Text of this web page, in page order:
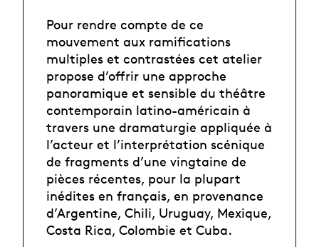
Pour rendre compte de ce
mouvement aux ramifications
multiples et contrastées cet atelier
propose d’offrir une approche
panoramique et sensible du théâtre
contemporain latino-américain à
travers une dramaturgie appliquée à
l’acteur et l’interprétation scénique
de fragments d’une vingtaine de
pièces récentes, pour la plupart
inédites en français, en provenance
d’Argentine, Chili, Uruguay, Mexique,
Costa Rica, Colombie et Cuba.